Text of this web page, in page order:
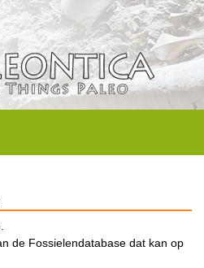
de Fossielendatabase dat kan op